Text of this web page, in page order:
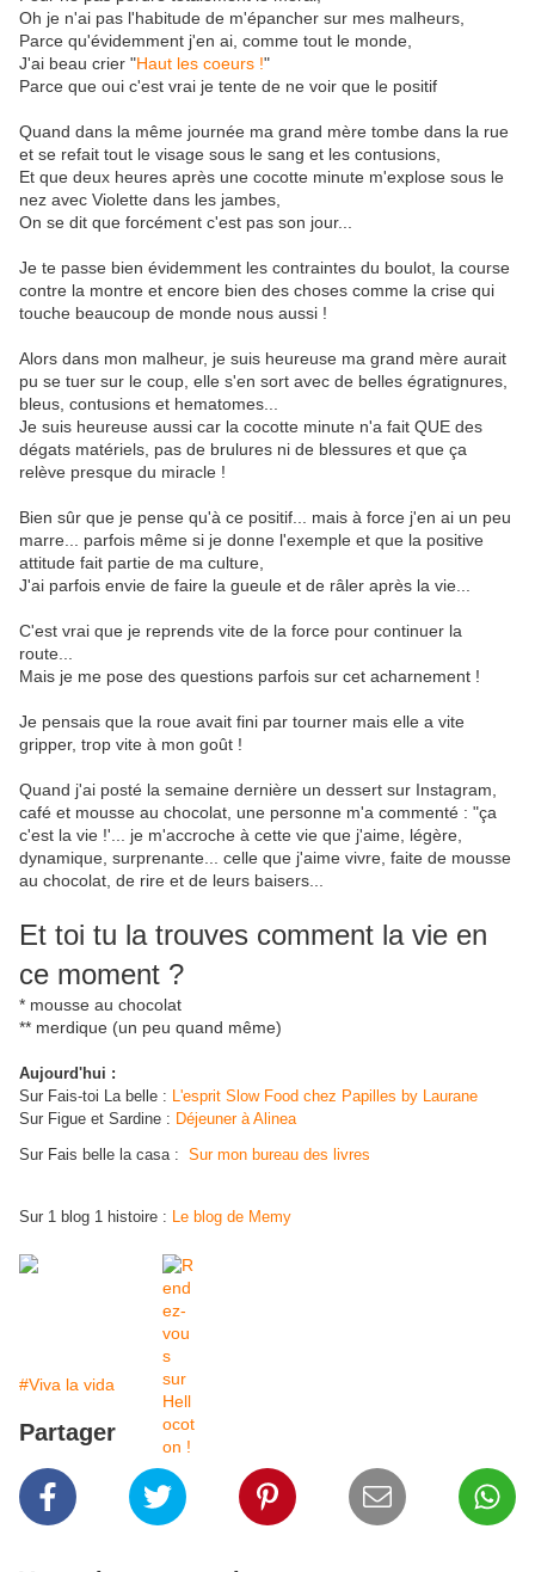
Oh je n'ai pas l'habitude de m'épancher sur mes malheurs,
Parce qu'évidemment j'en ai, comme tout le monde,
J'ai beau crier "Haut les coeurs !"
Parce que oui c'est vrai je tente de ne voir que le positif
Quand dans la même journée ma grand mère tombe dans la rue
et se refait tout le visage sous le sang et les contusions,
Et que deux heures après une cocotte minute m'explose sous le
nez avec Violette dans les jambes,
On se dit que forcément c'est pas son jour...
Je te passe bien évidemment les contraintes du boulot, la course
contre la montre et encore bien des choses comme la crise qui
touche beaucoup de monde nous aussi !
Alors dans mon malheur, je suis heureuse ma grand mère aurait
pu se tuer sur le coup, elle s'en sort avec de belles égratignures,
bleus, contusions et hematomes...
Je suis heureuse aussi car la cocotte minute n'a fait QUE des
dégats matériels, pas de brulures ni de blessures et que ça
relève presque du miracle !
Bien sûr que je pense qu'à ce positif... mais à force j'en ai un peu
marre... parfois même si je donne l'exemple et que la positive
attitude fait partie de ma culture,
J'ai parfois envie de faire la gueule et de râler après la vie...
C'est vrai que je reprends vite de la force pour continuer la
route...
Mais je me pose des questions parfois sur cet acharnement !
Je pensais que la roue avait fini par tourner mais elle a vite
gripper, trop vite à mon goût !
Quand j'ai posté la semaine dernière un dessert sur Instagram,
café et mousse au chocolat, une personne m'a commenté : "ça
c'est la vie !'... je m'accroche à cette vie que j'aime, légère,
dynamique, surprenante... celle que j'aime vivre, faite de mousse
au chocolat, de rire et de leurs baisers...
Et toi tu la trouves comment la vie en
ce moment ?
* mousse au chocolat
** merdique (un peu quand même)
Aujourd'hui :
Sur Fais-toi La belle : L'esprit Slow Food chez Papilles by Laurane
Sur Figue et Sardine : Déjeuner à Alinea
Sur Fais belle la casa : Sur mon bureau des livres
Sur 1 blog 1 histoire : Le blog de Memy
#Viva la vida
Partager